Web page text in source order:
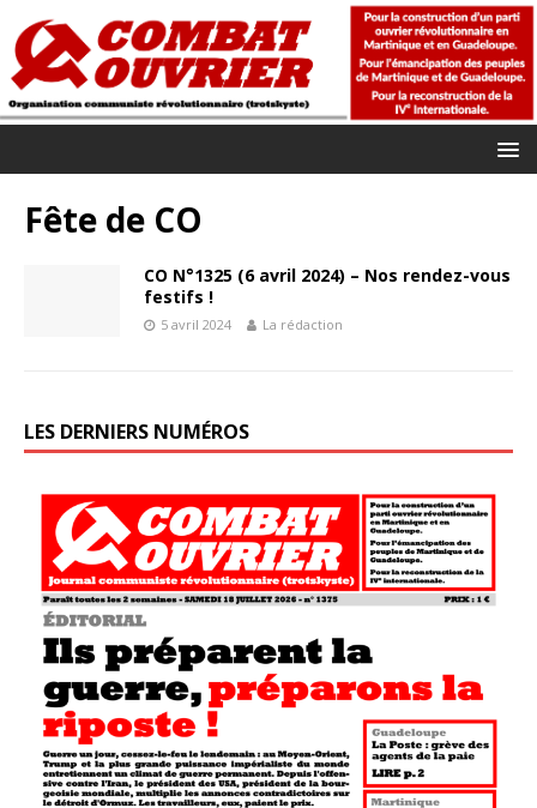
Fête de CO
CO N°1325 (6 avril 2024) – Nos rendez-vous
festifs !
5 avril 2024 La rédaction
LES DERNIERS NUMÉROS